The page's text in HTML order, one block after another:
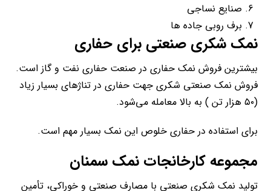
صنایع نساجی
برف روبی جاده ها
نمک شکری صنعتی برای حفاری
بیشترین فروش نمک حفاری در صنعت حفاری نفت و گاز است.
فروش نمک صنعتی شکری جهت حفاری در تناژهای بسیار زیاد
(۵۰ هزار تن ) به بالا معامله می‌شود.
برای استفاده در حفاری خلوص این نمک بسیار مهم است.
مجموعه کارخانجات نمک سمنان
تولید نمک شکری صنعتی با مصارف صنعتی و خوراکی، تأمین